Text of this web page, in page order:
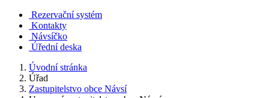
Rezervační systém
Kontakty
Návsíčko
Úřední deska
Úvodní stránka
Úřad
Zastupitelstvo obce Návsí